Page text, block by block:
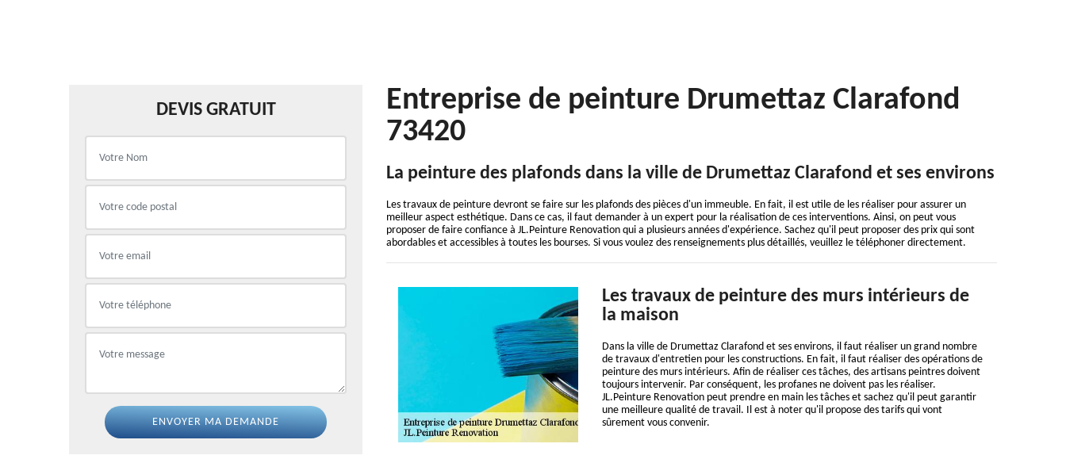
DEVIS GRATUIT
Entreprise de peinture Drumettaz Clarafond
73420
La peinture des plafonds dans la ville de Drumettaz Clarafond et ses environs
Les travaux de peinture devront se faire sur les plafonds des pièces d'un immeuble. En fait, il est utile de les réaliser pour assurer un
meilleur aspect esthétique. Dans ce cas, il faut demander à un expert pour la réalisation de ces interventions. Ainsi, on peut vous
proposer de faire confiance à JL.Peinture Renovation qui a plusieurs années d'expérience. Sachez qu'il peut proposer des prix qui sont
abordables et accessibles à toutes les bourses. Si vous voulez des renseignements plus détaillés, veuillez le téléphoner directement.
Les travaux de peinture des murs intérieurs de
la maison
Dans la ville de Drumettaz Clarafond et ses environs, il faut réaliser un grand nombre
de travaux d'entretien pour les constructions. En fait, il faut réaliser des opérations de
peinture des murs intérieurs. Afin de réaliser ces tâches, des artisans peintres doivent
toujours intervenir. Par conséquent, les profanes ne doivent pas les réaliser.
JL.Peinture Renovation peut prendre en main les tâches et sachez qu'il peut garantir
une meilleure qualité de travail. Il est à noter qu'il propose des tarifs qui vont
sûrement vous convenir.